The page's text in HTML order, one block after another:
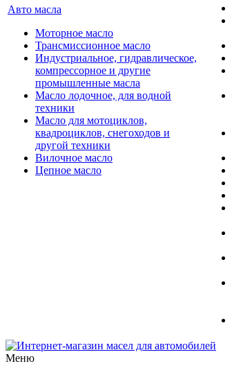
Авто масла
Моторное масло
Трансмиссионное масло
Индустриальное, гидравлическое,
компрессорное и другие
промышленные масла
Масло лодочное, для водной
техники
Масло для мотоциклов,
квадроциклов, снегоходов и
другой техники
Вилочное масло
Цепное масло
Меню